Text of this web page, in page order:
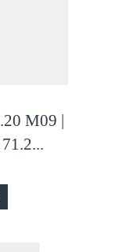
M09 |